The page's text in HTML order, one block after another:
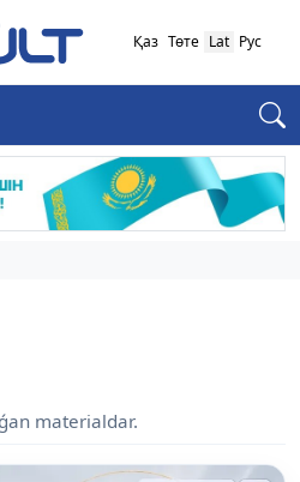
Қаз Төте Lat Рус
materialdar.